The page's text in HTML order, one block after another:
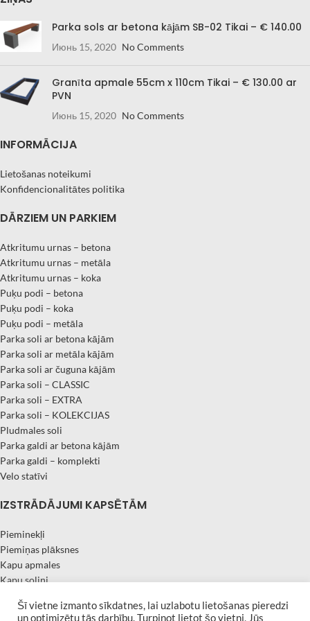
Parka sols ar betona kājām SB-02 Tikai – € 140.00
Июнь 15, 2020 No Comments
Granīta apmale 55cm x 110cm Tikai – € 130.00 ar
PVN
Июнь 15, 2020 No Comments
INFORMĀCIJA
Lietošanas noteikumi
Konfidencionalitātes politika
DĀRZIEM UN PARKIEM
Atkritumu urnas – betona
Atkritumu urnas – metāla
Atkritumu urnas – koka
Puķu podi – betona
Puķu podi – koka
Puķu podi – metāla
Parka soli ar betona kājām
Parka soli ar metāla kājām
Parka soli ar čuguna kājām
Parka soli – CLASSIC
Parka soli – EXTRA
Parka soli – KOLEKCIJAS
Pludmales soli
Parka galdi ar betona kājām
Parka galdi – komplekti
Velo statīvi
IZSTRĀDĀJUMI KAPSĒTĀM
Pieminekļi
Piemiņas plāksnes
Kapu apmales
Kapu soliņi
Granīta vāzes
Šī vietne izmanto sīkdatnes, lai uzlabotu lietošanas pieredzi
un optimizētu tās darbību. Turpinot lietot šo vietni, Jūs